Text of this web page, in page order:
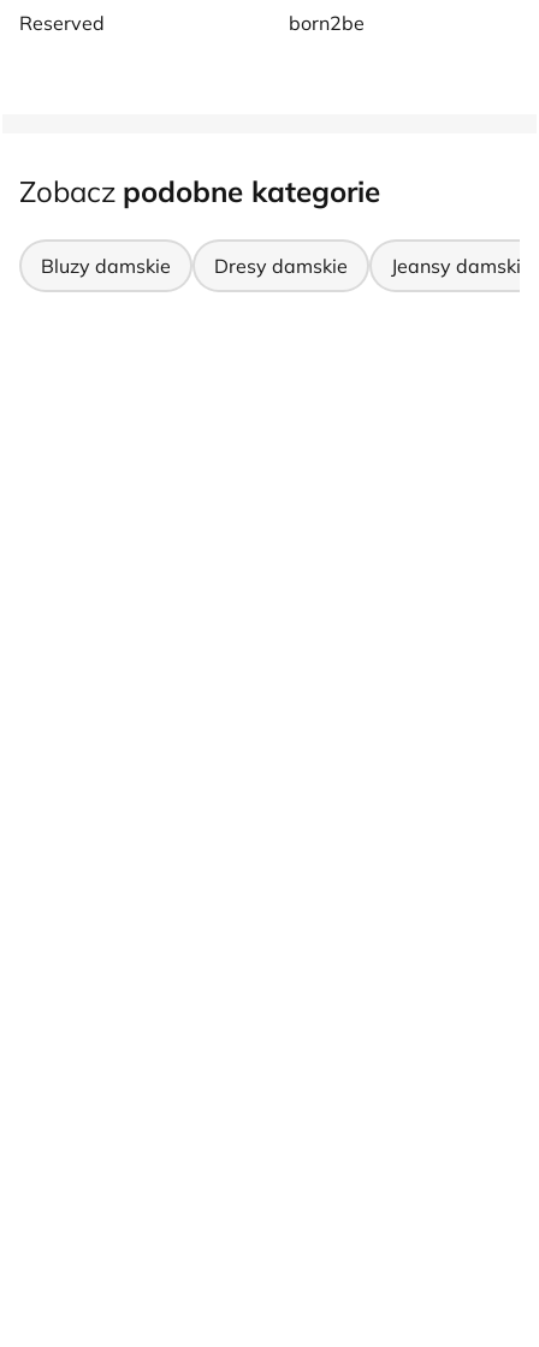
Reserved
born2be
Zobacz podobne kategorie
Bluzy damskie Dresy damskie Jeansy damskie